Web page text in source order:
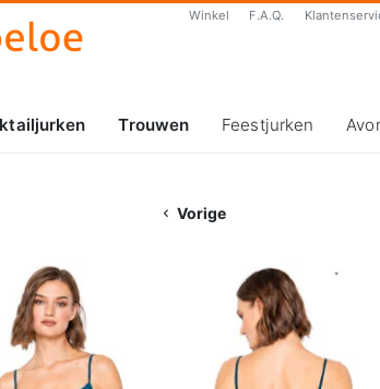
Winkel F.A.Q.
Trouwen Feestjurken
Vorige